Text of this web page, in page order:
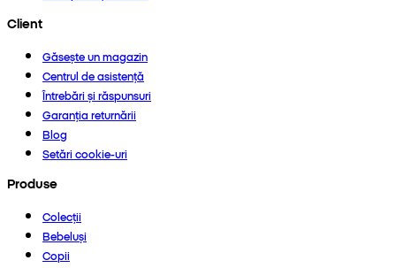
Client
Găsește un magazin
Centrul de asistență
Întrebări și răspunsuri
Garanția returnării
Blog
Setări cookie-uri
Produse
Colecții
Bebeluși
Copii